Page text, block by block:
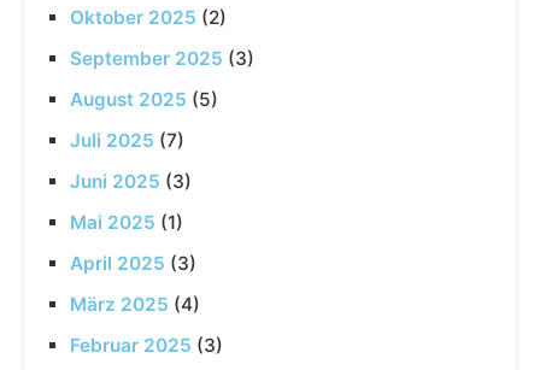
Oktober 2025 (2)
September 2025 (3)
August 2025 (5)
Juli 2025 (7)
Juni 2025 (3)
Mai 2025 (1)
April 2025 (3)
März 2025 (4)
Februar 2025 (3)